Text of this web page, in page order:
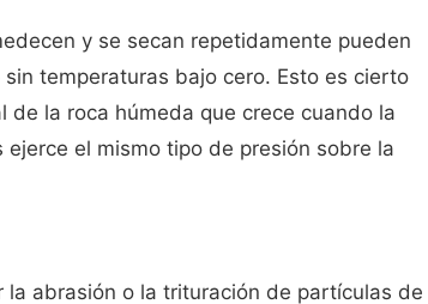
y se secan repetidamente pueden
temperaturas bajo cero. Esto es cierto
de la roca húmeda que crece cuando la
el mismo tipo de presión sobre la
abrasión o la trituración de partículas de